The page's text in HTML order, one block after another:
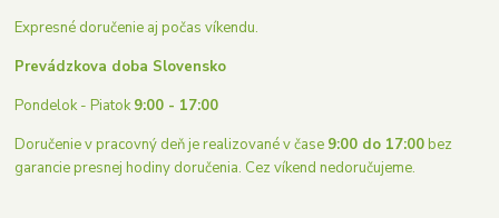
Expresné doručenie aj počas víkendu.
Prevádzkova doba Slovensko
Pondelok - Piatok9:00 - 17:00
Doručenie v pracovný deň je realizované v čase 9:00 do 17:00bez
garancie presnej hodiny doručenia. Cez víkend nedoručujeme.